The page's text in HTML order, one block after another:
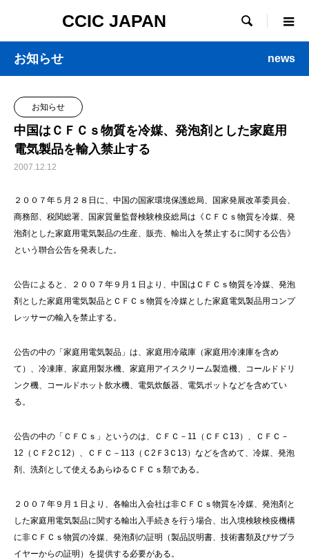
CCIC JAPAN 
お知らせ news
お知らせ
中国はＣＦＣｓ物質を冷媒、発泡剤とした家庭用
電気製品を輸入禁止する
2007.12.12
２００７年５月２８日に、中国の国家環境保護総局、国家発展改革委員会、
商務部、税関総署、国家質量監督検験検疫総局は《ＣＦＣｓ物質を冷媒、発
泡剤とした家庭用電気製品の生産、販売、輸出入を禁止するに関する公告》
という聨合公告を発表した。
公告によると、２００７年９月１日より、中国はＣＦＣｓ物質を冷媒、発泡
剤とした家庭用電気製品とＣＦＣｓ物質を冷媒とした家庭電気製品用コンプ
レッサーの輸入を禁止する。
公告の中の「家庭用電気製品」は、家庭用冷蔵庫（家庭用冷凍庫を含め
て）、冷凍庫、家庭用製氷機、家庭用アイスクリーム製造機、コールドドリ
ンク機、コールドホット飲水機、電気炊飯器、電気ポットなどを含めてい
る。
公告の中の「ＣＦＣｓ」というのは、ＣＦＣ－11（ＣＦＣ13）、ＣＦＣ－
12（ＣＦ2Ｃ12）、ＣＦＣ－113（Ｃ2Ｆ3Ｃ13）などを含めて、冷媒、発泡
剤、洗剤として使えるあらゆるＣＦＣｓ類である。
２００７年９月１日より、各輸出入会社は非ＣＦＣｓ物質を冷媒、発泡剤と
した家庭用電気製品に関する輸出入手続きを行う場合、出入境検験検疫機構
に非ＣＦＣｓ物質の冷媒、発泡剤の証明（製品説明書、技術書類及びサプラ
イヤーからの証明）を提供する必要がある。